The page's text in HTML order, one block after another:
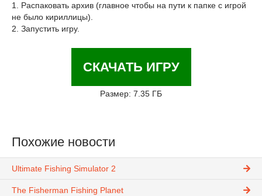
1. Распаковать архив (главное чтобы на пути к папке с игрой
не было кириллицы).
2. Запустить игру.
СКАЧАТЬ ИГРУ
Размер: 7.35 ГБ
Похожие новости
Ultimate Fishing Simulator 2
The Fisherman Fishing Planet